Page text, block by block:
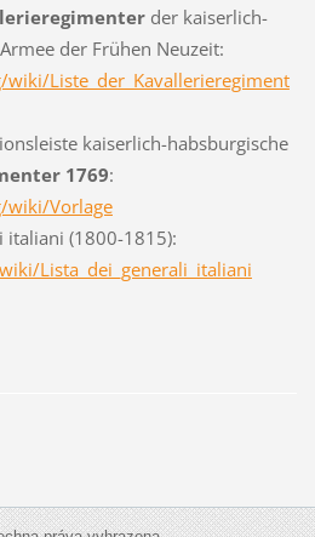
der kaiserlich-
der Frühen Neuzeit:
Liste_der_Kavallerieregiment
kaiserlich-habsburgische
1769:
wiki/Vorlage
italiani (1800-1815):
Lista_dei_generali_italiani